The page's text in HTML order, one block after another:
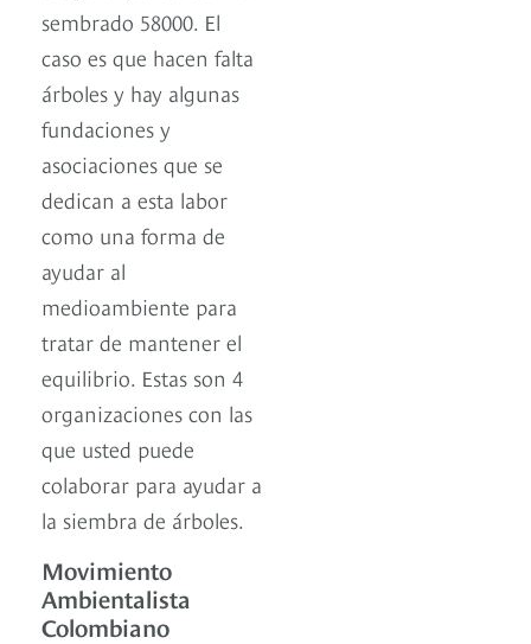
sembrado 58000. El
caso es que hacen falta
árboles y hay algunas
fundaciones y
asociaciones que se
dedican a esta labor
como una forma de
ayudar al
medioambiente para
tratar de mantener el
equilibrio. Estas son 4
organizaciones con las
que usted puede
colaborar para ayudar a
la siembra de árboles.
Movimiento
Ambientalista
Colombiano